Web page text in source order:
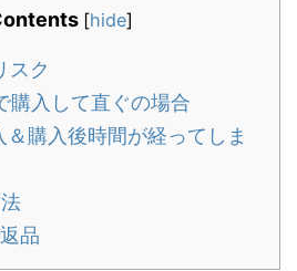
[hide]
スク
購入して直ぐの場合
＆購入後時間が経ってしま
品